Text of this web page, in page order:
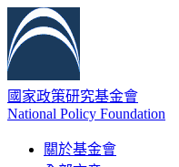
國家政策研究基金會
National Policy Foundation
關於基金會